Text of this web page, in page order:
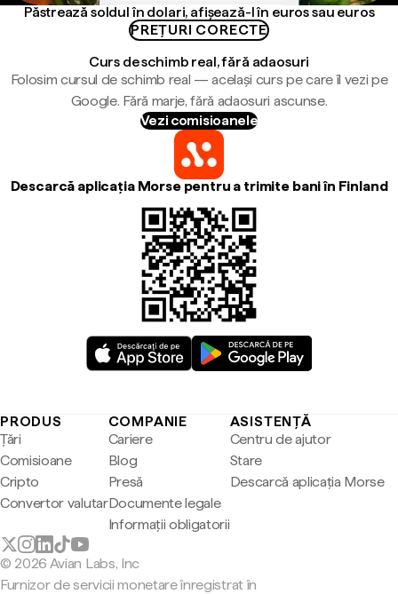
Păstrează soldul în dolari, afișează-l în euros sau euros
PREȚURI CORECTE
Curs de schimb real, fără adaosuri
Folosim cursul de schimb real — același curs pe care îl vezi pe
Google. Fără marje, fără adaosuri ascunse.
Vezi comisioanele
Descarcă aplicația Morse pentru a trimite bani în Finland
PRODUS
Țări
Comisioane
Cripto
Convertor valutar
COMPANIE
Cariere
Blog
Presă
Documente legale
Informații obligatorii
ASISTENȚĂ
Centru de ajutor
Stare
Descarcă aplicația Morse
© 2026 Avian Labs, Inc
Furnizor de servicii monetare înregistrat în